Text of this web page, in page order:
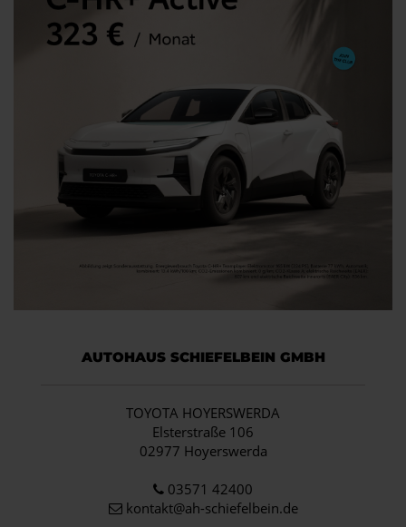
AUTOHAUS SCHIEFELBEIN GMBH
TOYOTA HOYERSWERDA
Elsterstraße 106
02977 Hoyerswerda
03571 42400
kontakt@ah-schiefelbein.de